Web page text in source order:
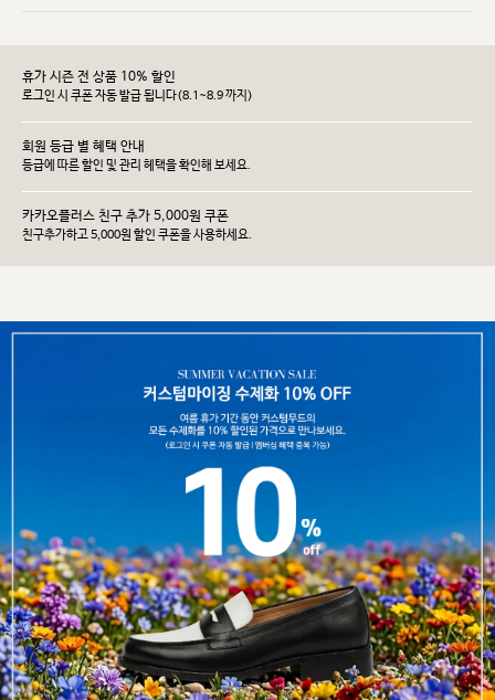
휴가 시즌 전 상품 10% 할인
로그인 시 쿠폰 자동 발급 됩니다(8.1~8.9 까지)
회원 등급 별 혜택 안내
등급에 따른 할인 및 관리 헤택을 확인해 보세요.
카카오플러스 친구 추가 5,000원 쿠폰
친구추가하고 5,000원 할인 쿠폰을 사용하세요.